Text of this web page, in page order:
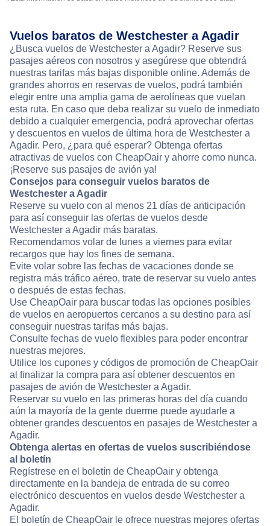
Vuelos baratos de Westchester a Agadir
¿Busca vuelos de Westchester a Agadir? Reserve sus
pasajes aéreos con nosotros y asegúrese que obtendrá
nuestras tarifas más bajas disponible online. Además de
grandes ahorros en reservas de vuelos, podrá también
elegir entre una amplia gama de aerolíneas que vuelan
esta ruta. En caso que deba realizar su vuelo de inmediato
debido a cualquier emergencia, podrá aprovechar ofertas
y descuentos en vuelos de última hora de Westchester a
Agadir. Pero, ¿para qué esperar? Obtenga ofertas
atractivas de vuelos con CheapOair y ahorre como nunca.
¡Reserve sus pasajes de avión ya!
Consejos para conseguir vuelos baratos de
Westchester a Agadir
Reserve su vuelo con al menos 21 días de anticipación
para así conseguir las ofertas de vuelos desde
Westchester a Agadir más baratas.
Recomendamos volar de lunes a viernes para evitar
recargos que hay los fines de semana.
Evite volar sobre las fechas de vacaciones donde se
registra más tráfico aéreo, trate de reservar su vuelo antes
o después de estas fechas.
Use CheapOair para buscar todas las opciones posibles
de vuelos en aeropuertos cercanos a su destino para así
conseguir nuestras tarifas más bajas.
Consulte fechas de vuelo flexibles para poder encontrar
nuestras mejores.
Utilice los cupones y códigos de promoción de CheapOair
al finalizar la compra para así obtener descuentos en
pasajes de avión de Westchester a Agadir.
Reservar su vuelo en las primeras horas del día cuando
aún la mayoría de la gente duerme puede ayudarle a
obtener grandes descuentos en pasajes de Westchester a
Agadir.
Obtenga alertas en ofertas de vuelos suscribiéndose
al boletín
Regístrese en el boletín de CheapOair y obtenga
directamente en la bandeja de entrada de su correo
electrónico descuentos en vuelos desde Westchester a
Agadir.
El boletín de CheapOair le ofrece nuestras mejores ofertas